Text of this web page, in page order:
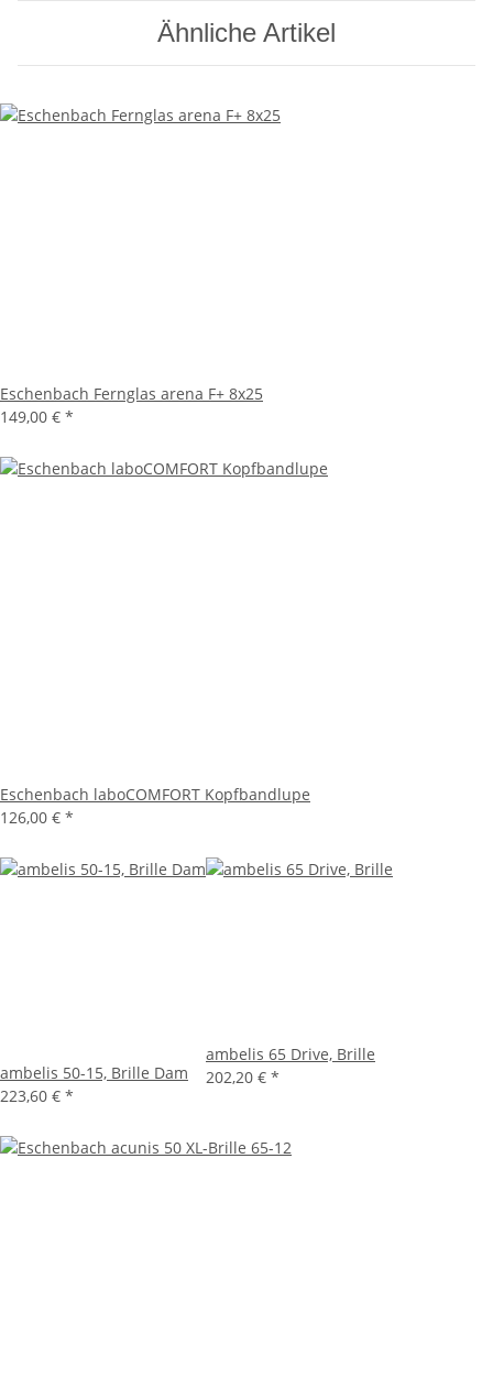
Ähnliche Artikel
Eschenbach Fernglas arena F+ 8x25
149,00 € *
Eschenbach laboCOMFORT Kopfbandlupe
126,00 € *
ambelis 50-15, Brille Dam
223,60 € *
ambelis 65 Drive, Brille
202,20 € *